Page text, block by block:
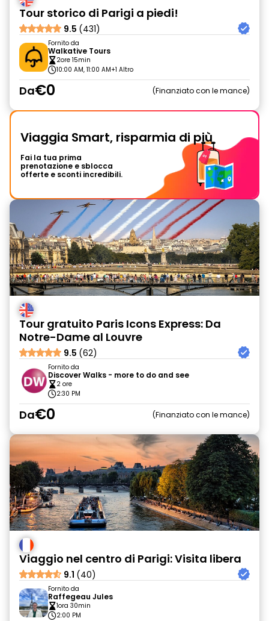
Tour storico di Parigi a piedi!
9.5 (431)
Fornito da
Walkative Tours
2ore 15min
10:00 AM, 11:00 AM+1 Altro
Da€0 Finanziato con le mance
Viaggia Smart, risparmia di più
Fai la tua prima
prenotazione e sblocca
offerte e sconti incredibili.
Tour gratuito Paris Icons Express: Da
Notre-Dame al Louvre
9.5 (62)
Fornito da
Discover Walks - more to do and see
2 ore
2:30 PM
Da€0 Finanziato con le mance
Viaggio nel centro di Parigi: Visita libera
9.1 (40)
Fornito da
Raffegeau Jules
1ora 30min
2:00 PM